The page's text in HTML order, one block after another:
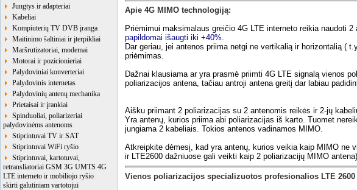
Jungtys ir adapteriai
Kabeliai
Kompiuterių TV DVB įranga
Maitinimo šaltiniai ir įterpikliai
Maršrutizatoriai, modemai
Motorai ir pozicionieriai
Palydoviniai konverteriai
Palydovinis internetas
Palydovinių antenų mechanika
Prietaisai ir įrankiai
Spinduoliai, poliarizeriai
palydovinėms antenoms
Stiprintuvai TV ir SAT
Stiprintuvai WiFi ryšio
Stiprintuvai, kartotuvai,
retransliatoriai GSM 3G UMTS 4G
LTE interneto ir mobiliojo ryšio
skirti galutiniam vartotojui
Apie 4G MIMO technologiją:
Priėmimui maksimalaus greičio 4G LTE interneto reikia naudoti
papildomai išaugti iki +40%.
Dar geriau, jei antenos priima netgi ne vertikalią ir horizontalią (
priėmimas.
Dažnai klausiama ar yra prasmė priimti 4G LTE signalą vienos
poliarizacijos antena, tačiau antroji antena greitį dar labiau
Aišku priimant 2 poliarizacijas su 2 antenomis reikės ir 2-jų
Yra antenų, kurios priima abi poliarizacijas iš karto. Tuomet
jungiama 2 kabeliais. Tokios antenos vadinamos MIMO.
Atkreipkite dėmesį, kad yra antenų, kurios veikia kaip MIMO ne
ir LTE2600 dažniuose gali veikti kaip 2 poliarizacijų MIMO
Vienos poliarizacijos specializuotos profesionalios LTE 2600